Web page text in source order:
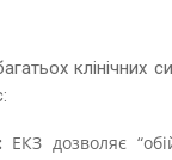
клінічних
ЕКЗ дозволяє